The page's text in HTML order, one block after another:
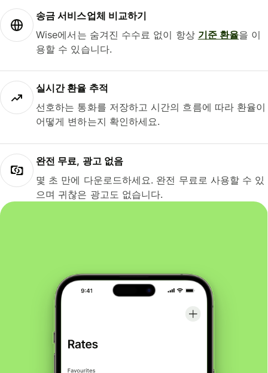
송금 서비스업체 비교하기
Wise에서는 숨겨진 수수료 없이 항상 기준 환율을 이
용할 수 있습니다.
실시간 환율 추적
선호하는 통화를 저장하고 시간의 흐름에 따라 환율이
어떻게 변하는지 확인하세요.
완전 무료, 광고 없음
몇 초 만에 다운로드하세요. 완전 무료로 사용할 수 있
으며 귀찮은 광고도 없습니다.